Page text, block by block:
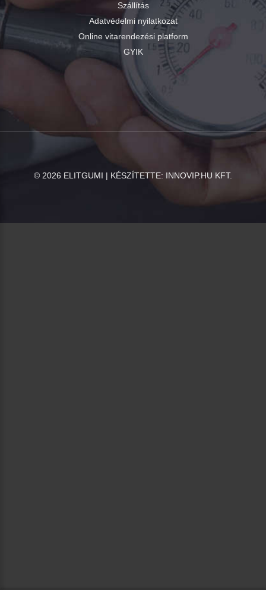
Szállítás
Adatvédelmi nyilatkozat
Online vitarendezési platform
GYIK
© 2026 ELITGUMI | KÉSZÍTETTE: INNOVIP.HU KFT.